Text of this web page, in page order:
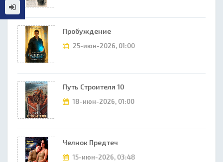
Пробуждение
25-июн-2026, 01:00
Путь Строителя 10
18-июн-2026, 01:00
Челнок Предтеч
15-июн-2026, 03:48